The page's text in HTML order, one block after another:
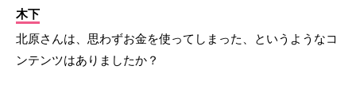
木下
北原さんは、思わずお金を使ってしまった、というようなコ
ンテンツはありましたか？